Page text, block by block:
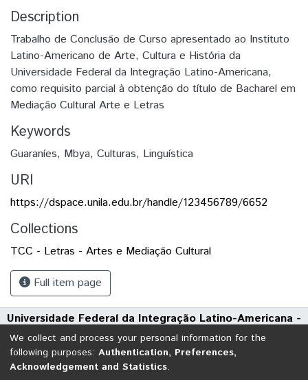
Description
Trabalho de Conclusão de Curso apresentado ao Instituto
Latino-Americano de Arte, Cultura e História da
Universidade Federal da Integração Latino-Americana,
como requisito parcial à obtenção do título de Bacharel em
Mediação Cultural Arte e Letras
Keywords
Guaraníes, Mbya, Culturas, Linguística
URI
https://dspace.unila.edu.br/handle/123456789/6652
Collections
TCC - Letras - Artes e Mediação Cultural
Full item page
Universidade Federal da Integração Latino-Americana -
UNILA
Avenida Tarquínio Joslin dos Santos, 1000 - Polo Universitário
CEP: 85870-650 | Foz do Iguaçu - Paraná
We collect and process your personal information for the
following purposes: Authentication, Preferences,
Acknowledgement and Statistics.